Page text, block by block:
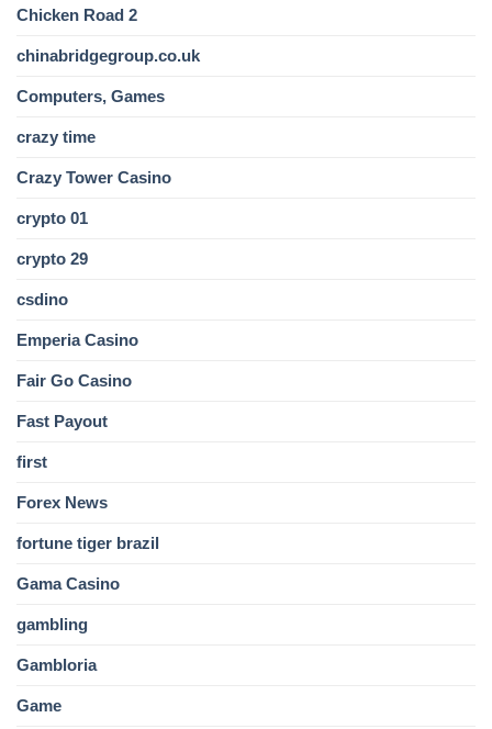
Chicken Road 2
chinabridgegroup.co.uk
Computers, Games
crazy time
Crazy Tower Сasino
crypto 01
crypto 29
csdino
Emperia Casino
Fair Go Casino
Fast Payout
first
Forex News
fortune tiger brazil
Gama Casino
gambling
Gambloria
Game